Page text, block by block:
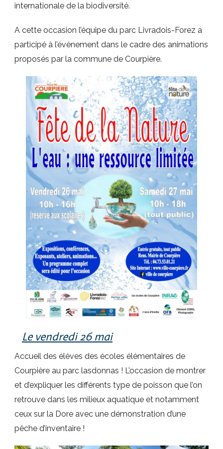
internationale de la biodiversité.
A cette occasion l’équipe du parc Livradois-Forez a
participé à l’événement dans le cadre des animations
proposés par la commune de Courpière.
Le vendredi 26 mai
Accueil des élèves des écoles élémentaires de
Courpière au parc lasdonnas ! L’occasion de montrer
et d’expliquer les différents type de poisson que l’on
retrouve dans les milieux aquatique et notamment
ceux sur la Dore avec une démonstration d’une
pêche d’inventaire !